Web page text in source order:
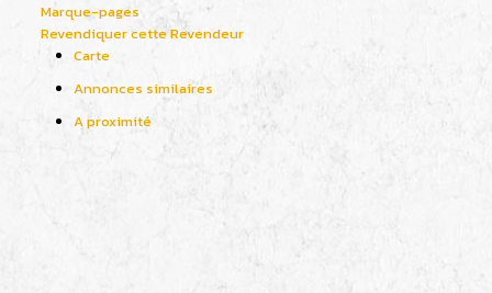
Marque-pages
Revendiquer cette Revendeur
Carte
Annonces similaires
A proximité